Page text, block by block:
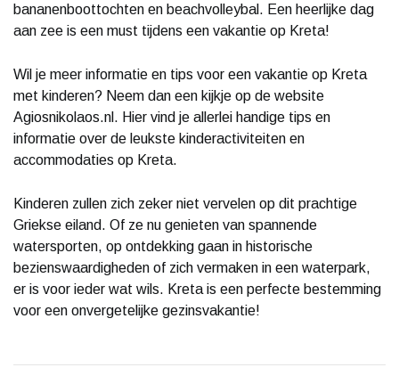
bananenboottochten en beachvolleybal. Een heerlijke dag
aan zee is een must tijdens een vakantie op Kreta!
Wil je meer informatie en tips voor een vakantie op Kreta
met kinderen? Neem dan een kijkje op de website
Agiosnikolaos.nl. Hier vind je allerlei handige tips en
informatie over de leukste kinderactiviteiten en
accommodaties op Kreta.
Kinderen zullen zich zeker niet vervelen op dit prachtige
Griekse eiland. Of ze nu genieten van spannende
watersporten, op ontdekking gaan in historische
bezienswaardigheden of zich vermaken in een waterpark,
er is voor ieder wat wils. Kreta is een perfecte bestemming
voor een onvergetelijke gezinsvakantie!